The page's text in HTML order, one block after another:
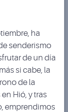
ha
senderismo
de un día
si cabe, la
de la
Hió, y tras
emprendimos